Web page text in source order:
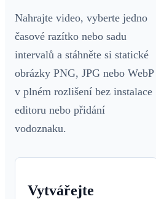
Nahrajte video, vyberte jedno
časové razítko nebo sadu
intervalů a stáhněte si statické
obrázky PNG, JPG nebo WebP
v plném rozlišení bez instalace
editoru nebo přidání
vodoznaku.
Vytvářejte